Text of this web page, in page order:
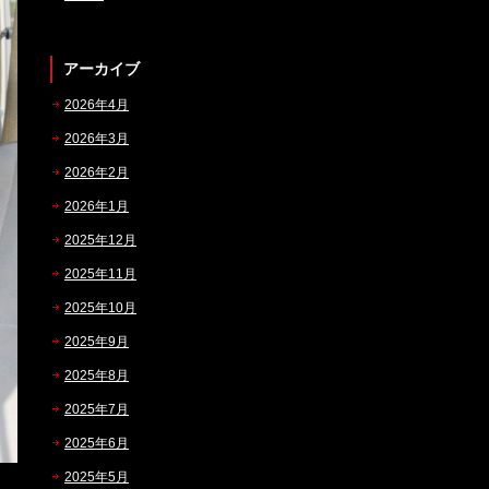
アーカイブ
2026年4月
2026年3月
2026年2月
2026年1月
2025年12月
2025年11月
2025年10月
2025年9月
2025年8月
2025年7月
2025年6月
2025年5月